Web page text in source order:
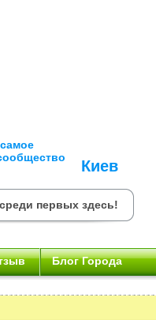
Киев
первых здесь!
Блог Города